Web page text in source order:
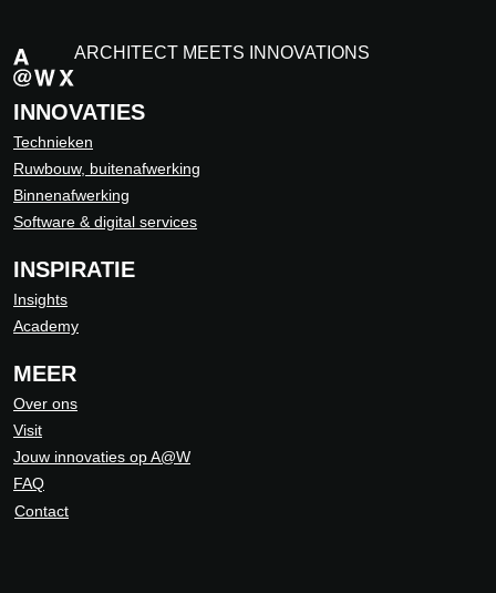
ARCHITECT MEETS INNOVATIONS
INNOVATIES
Technieken
Ruwbouw, buitenafwerking
Binnenafwerking
Software & digital services
INSPIRATIE
Insights
Academy
MEER
Over ons
Visit
Jouw innovaties op A@W
FAQ
Contact